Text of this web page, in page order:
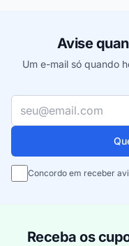
Avise
Um e-mail só quando
Seu e-mail
Concordo em receber
Receba os